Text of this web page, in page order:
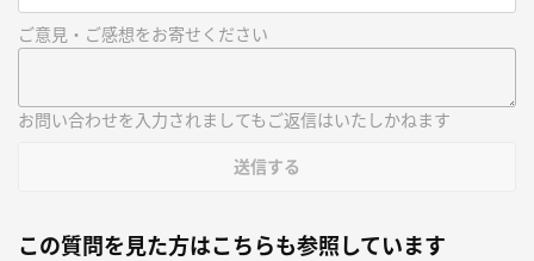
ご意見・ご感想をお寄せください
お問い合わせを入力されましてもご返信はいたしかねます
送信する
この質問を見た方はこちらも参照しています